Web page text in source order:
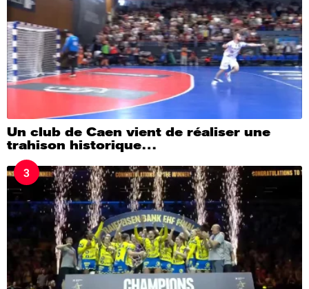
Un club de Caen vient de réaliser une
trahison historique…
3